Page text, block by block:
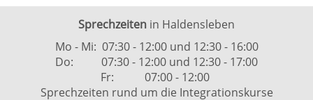
Sprechzeiten in Haldensleben
Mo - Mi: 07:30 - 12:00 und 12:30 - 16:00
Do: 07:30 - 12:00 und 12:30 - 17:00
Fr: 07:00 - 12:00
Sprechzeiten rund um die Integrationskurse